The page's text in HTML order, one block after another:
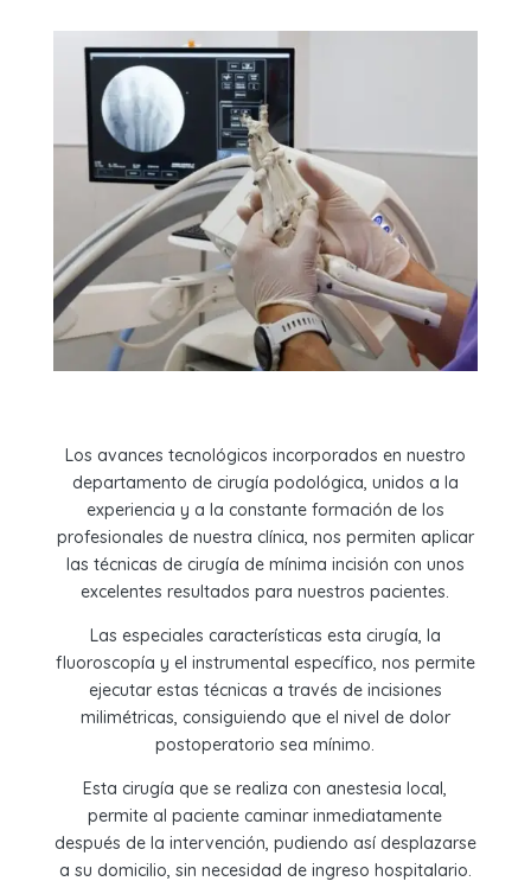
Los avances tecnológicos incorporados en nuestro
departamento de cirugía podológica, unidos a la
experiencia y a la constante formación de los
profesionales de nuestra clínica, nos permiten aplicar
las técnicas de cirugía de mínima incisión con unos
excelentes resultados para nuestros pacientes.
Las especiales características esta cirugía, la
fluoroscopía y el instrumental específico, nos permite
ejecutar estas técnicas a través de incisiones
milimétricas, consiguiendo que el nivel de dolor
postoperatorio sea mínimo.
Esta cirugía que se realiza con anestesia local,
permite al paciente caminar inmediatamente
después de la intervención, pudiendo así desplazarse
a su domicilio, sin necesidad de ingreso hospitalario.